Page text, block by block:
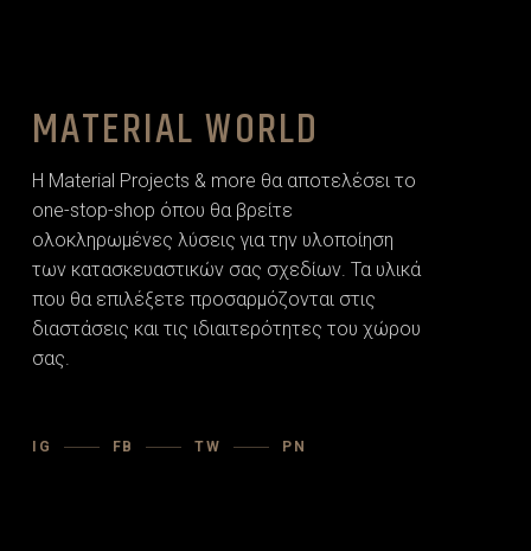
MATERIAL WORLD
Η Material Projects & more θα αποτελέσει το
one-stop-shop όπου θα βρείτε
ολοκληρωμένες λύσεις για την υλοποίηση
των κατασκευαστικών σας σχεδίων. Τα υλικά
που θα επιλέξετε προσαρµόζονται στις
διαστάσεις και τις ιδιαιτερότητες του χώρου
σας.
IG FB TW PN